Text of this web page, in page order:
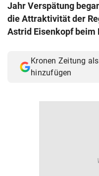
© Krone Multimedia GmbH
Muthgasse 2, 1190 Wien
Jahr Verspätung
die Attraktivität der
Astrid Eisenkopf beim
Kronen Zeitung
hinzufügen